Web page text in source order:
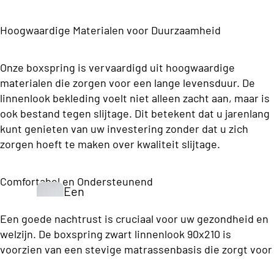
C
o
ll
e
c
o
S
d
n
Vo
uw
be
en
t
a
s
p
ri
n
ons
Budget
Boxsprin
gs
Een
s
Hoogwaardige Materialen voor Duurzaamheid
Onze boxspring is vervaardigd uit hoogwaardige
materialen die zorgen voor een lange levensduur. De
linnenlook bekleding voelt niet alleen zacht aan, maar is
ook bestand tegen slijtage. Dit betekent dat u jarenlang
kunt genieten van uw investering zonder dat u zich
zorgen hoeft te maken over kwaliteit slijtage.
Comfortabel en Ondersteunend
Een goede nachtrust is cruciaal voor uw gezondheid en
welzijn. De boxspring zwart linnenlook 90x210 is
voorzien van een stevige matrassenbasis die zorgt voor